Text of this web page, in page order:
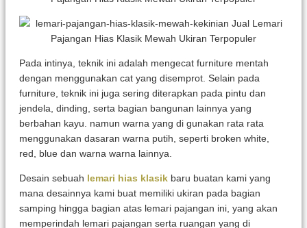
Pada intinya, teknik ini adalah mengecat furniture mentah
dengan menggunakan cat yang disemprot. Selain pada
furniture, teknik ini juga sering diterapkan pada pintu dan
jendela, dinding, serta bagian bangunan lainnya yang
berbahan kayu. namun warna yang di gunakan rata rata
menggunakan dasaran warna putih, seperti broken white,
red, blue dan warna warna lainnya.
Desain sebuah lemari hias klasik baru buatan kami yang
mana desainnya kami buat memiliki ukiran pada bagian
samping hingga bagian atas lemari pajangan ini, yang akan
memperindah lemari pajangan serta ruangan yang di